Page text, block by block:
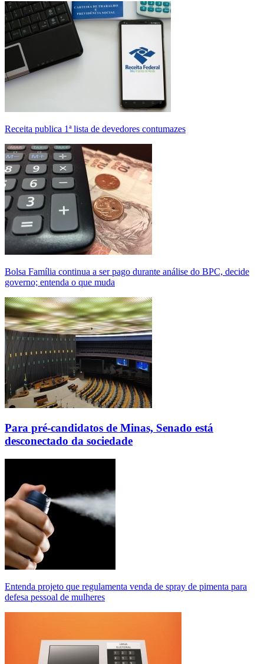
Receita publica 1ª lista de devedores contumazes
Bolsa Família continua a ser pago durante análise do BPC, decide
governo; entenda o que muda
Para pré-candidatos de Minas, Senado está
desconectado da sociedade
Entenda projeto que regulamenta venda de spray de pimenta para
defesa pessoal de mulheres